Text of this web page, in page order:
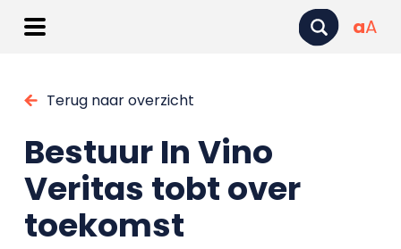
aA
Terug naar overzicht
Bestuur In Vino
Veritas tobt over
toekomst